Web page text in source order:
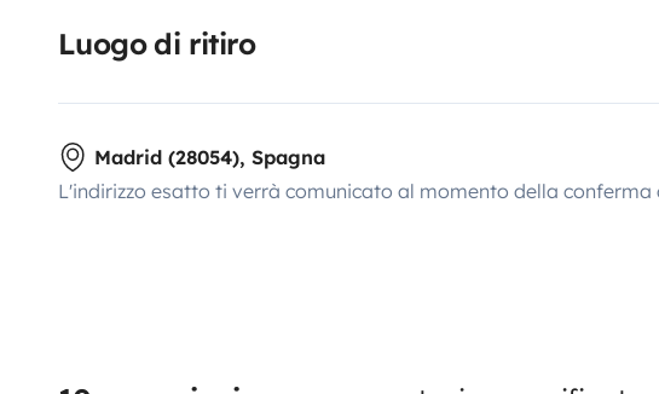
Luogo di ritiro
Madrid (28054), Spagna
L'indirizzo esatto ti verrà comunicato al momento della conferma